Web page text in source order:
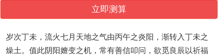
立即测算
岁次丁未，流火七月天地之气由丙午之炎阳，渐转入丁未之
燥土。值此阴阳嬗变之机，常有善信叩问，欲觅良辰以祈福